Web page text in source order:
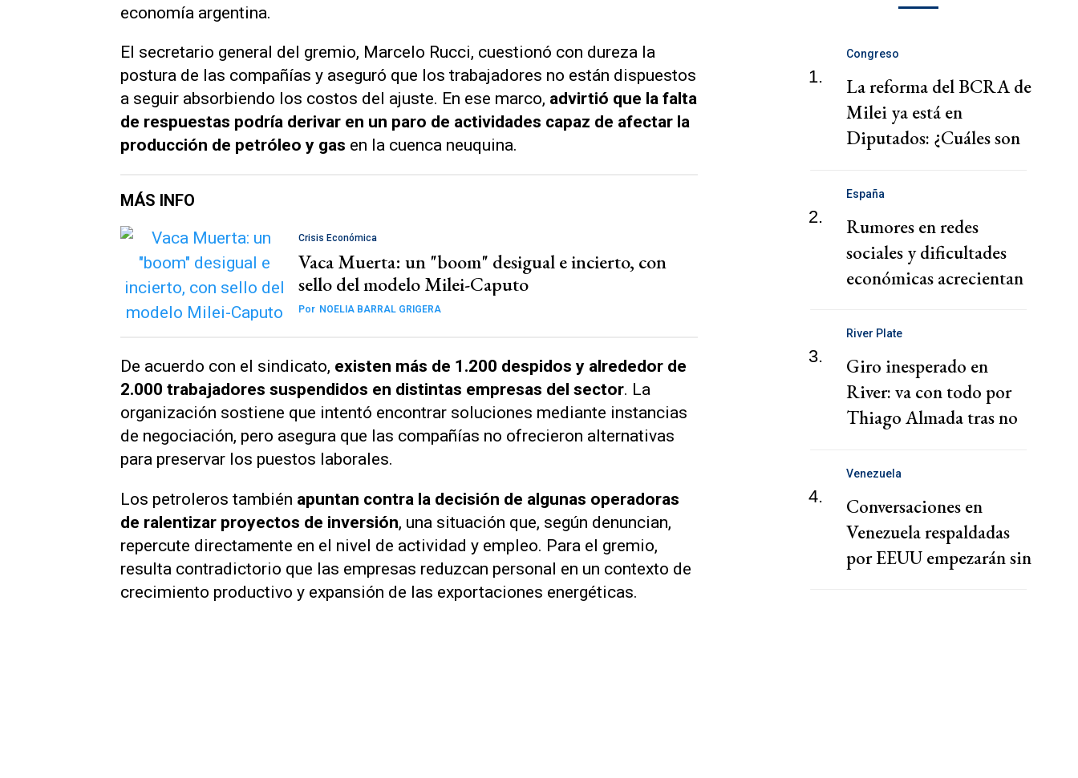
economía argentina.
El secretario general del gremio, Marcelo Rucci, cuestionó con dureza la
postura de las compañías y aseguró que los trabajadores no están dispuestos
a seguir absorbiendo los costos del ajuste. En ese marco, advirtió que la falta
de respuestas podría derivar en un paro de actividades capaz de afectar la
producción de petróleo y gas en la cuenca neuquina.
MÁS INFO
Crisis Económica
Vaca Muerta: un "boom" desigual e incierto, con
sello del modelo Milei-Caputo
Por NOELIA BARRAL GRIGERA
De acuerdo con el sindicato, existen más de 1.200 despidos y alrededor de
2.000 trabajadores suspendidos en distintas empresas del sector. La
organización sostiene que intentó encontrar soluciones mediante instancias
de negociación, pero asegura que las compañías no ofrecieron alternativas
para preservar los puestos laborales.
Los petroleros también apuntan contra la decisión de algunas operadoras
de ralentizar proyectos de inversión, una situación que, según denuncian,
repercute directamente en el nivel de actividad y empleo. Para el gremio,
resulta contradictorio que las empresas reduzcan personal en un contexto de
crecimiento productivo y expansión de las exportaciones energéticas.
1.
Congreso
La reforma del BCRA de
Milei ya está en
Diputados: ¿Cuáles son
oficialismo?
2.
España
Rumores en redes
sociales y dificultades
económicas acrecientan
Ceuta
3.
River Plate
Giro inesperado en
River: va con todo por
Thiago Almada tras no
4.
Venezuela
Conversaciones en
Venezuela respaldadas
por EEUU empezarán sin